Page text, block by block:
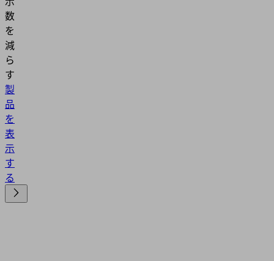
数
を
減
ら
す
製
品
を
表
示
す
る